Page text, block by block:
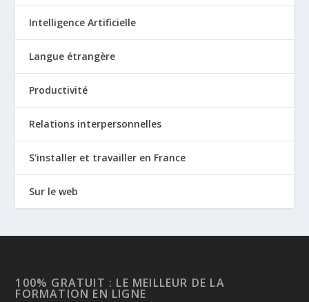
Intelligence Artificielle
Langue étrangère
Productivité
Relations interpersonnelles
S'installer et travailler en France
Sur le web
100% GRATUIT : LE MEILLEUR DE LA
FORMATION EN LIGNE